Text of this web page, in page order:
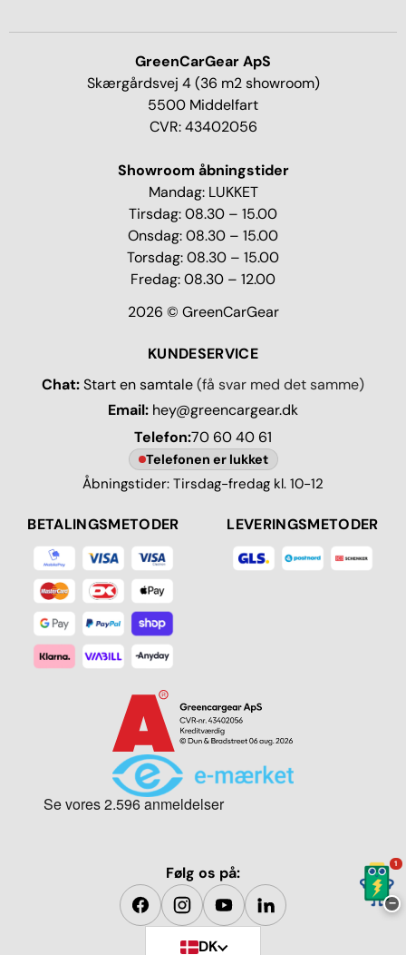
GreenCarGear ApS
Skærgårdsvej 4 (36 m2 showroom)
5500 Middelfart
CVR: 43402056
Showroom åbningstider
Mandag: LUKKET
Tirsdag: 08.30 – 15.00
Onsdag: 08.30 – 15.00
Torsdag: 08.30 – 15.00
Fredag: 08.30 – 12.00
2026 © GreenCarGear
KUNDESERVICE
Chat:Start en samtale(få svar med det samme)
Email: hey@greencargear.dk
Telefon:70 60 40 61
Telefonen er lukket
Åbningstider: Tirsdag-fredag kl. 10-12
BETALINGSMETODER LEVERINGSMETODER
Følg os på:
DK
1
−